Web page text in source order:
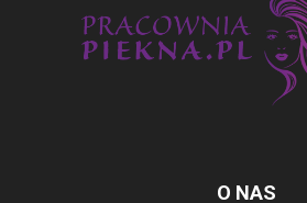
O NAS